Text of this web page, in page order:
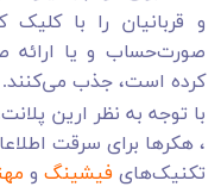
و قربانیان را با
صورت‌حساب و یا ارائه
کرده است، جذب می‌کنند.
، هکرها برای سرقت
تکنیک‌های فیشینگ و